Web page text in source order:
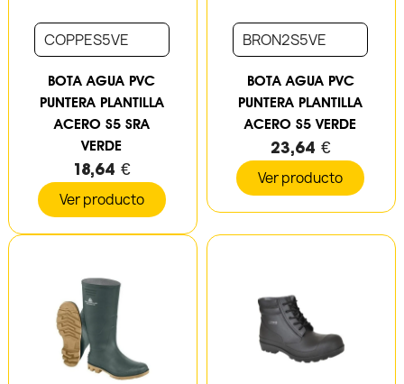
COPPES5VE
BOTA AGUA PVC
PUNTERA PLANTILLA
ACERO S5 SRA
VERDE
18,64 €
Ver producto
BRON2S5VE
BOTA AGUA PVC
PUNTERA PLANTILLA
ACERO S5 VERDE
23,64 €
Ver producto